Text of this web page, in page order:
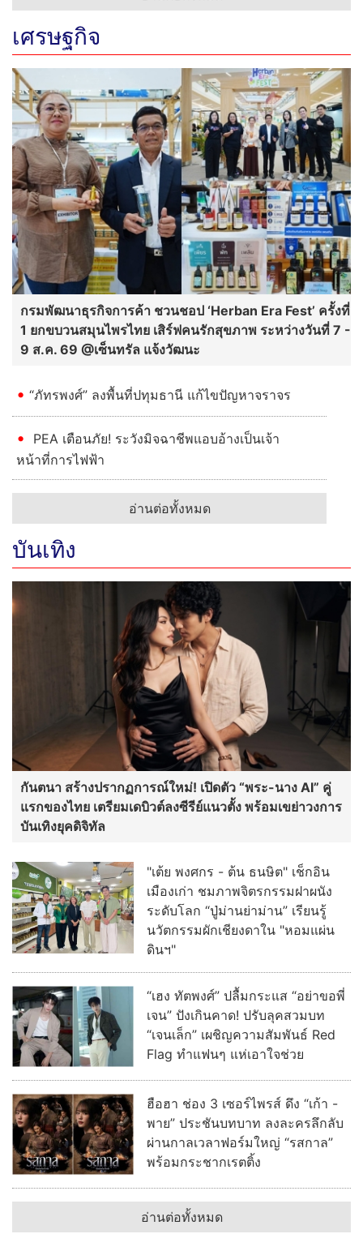
เศรษฐกิจ
กรมพัฒนาธุรกิจการค้า ชวนชอป ‘Herban Era Fest’ ครั้งที่
1 ยกขบวนสมุนไพรไทย เสิร์ฟคนรักสุขภาพ ระหว่างวันที่ 7 -
9 ส.ค. 69 @เซ็นทรัล แจ้งวัฒนะ
“ภัทรพงศ์” ลงพื้นที่ปทุมธานี แก้ไขปัญหาจราจร
PEA เตือนภัย! ระวังมิจฉาชีพแอบอ้างเป็นเจ้า
หน้าที่การไฟฟ้า
อ่านต่อทั้งหมด
บันเทิง
กันตนา สร้างปรากฏการณ์ใหม่! เปิดตัว “พระ-นาง AI” คู่
แรกของไทย เตรียมเดบิวต์ลงซีรีย์แนวตั้ง พร้อมเขย่าวงการ
บันเทิงยุคดิจิทัล
"เต้ย พงศกร - ต้น ธนษิต" เช็กอิน
เมืองเก่า ชมภาพจิตรกรรมฝาผนัง
ระดับโลก “ปู่ม่านย่าม่าน” เรียนรู้
นวัตกรรมผักเชียงดาใน "หอมแผ่น
ดินฯ"
“เฮง ทัตพงศ์” ปลื้มกระแส “อย่าขอพี่
เจน” ปังเกินคาด! ปรับลุคสวมบท
“เจนเล็ก” เผชิญความสัมพันธ์ Red
Flag ทำแฟนๆ แห่เอาใจช่วย
ฮือฮา ช่อง 3 เซอร์ไพรส์ ดึง “เก้า -
พาย” ประชันบทบาท ลงละครลึกลับ
ผ่านกาลเวลาฟอร์มใหญ่ “รสกาล”
พร้อมกระชากเรตติ้ง
อ่านต่อทั้งหมด